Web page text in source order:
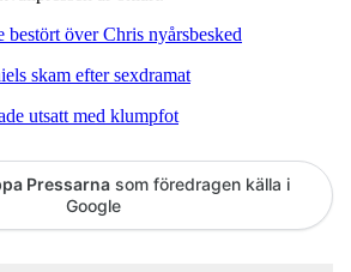
bestört över Chris nyårsbesked
skam efter sexdramat
utsatt med klumpfot
Pressarna som föredragen källa i
Google